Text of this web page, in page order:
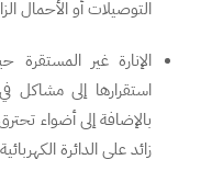
التوصيلات أو الأحمال
الإنارة غير
استقرارها إلى مشاكل في
بالإضافة إلى أضواء
زائد على الدائرة